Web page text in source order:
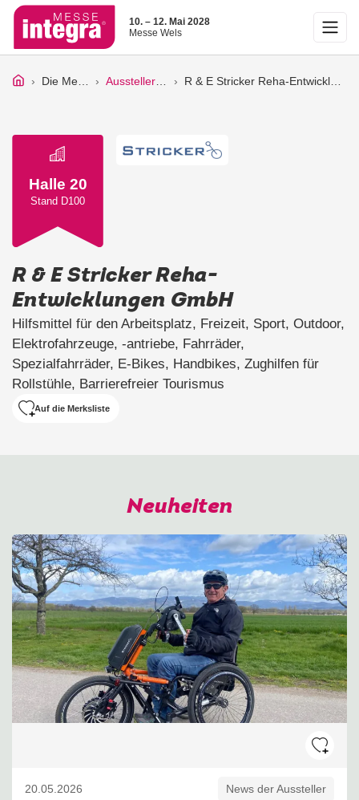
10. – 12. Mai 2028
Messe Wels
Die Messe Ausstellerliste R & E Stricker Reha-Entwicklungen GmbH
Halle 20
Stand D100
R & E Stricker Reha-
Entwicklungen GmbH
Hilfsmittel für den Arbeitsplatz, Freizeit, Sport, Outdoor,
Elektrofahrzeuge, -antriebe, Fahrräder,
Spezialfahrräder, E-Bikes, Handbikes, Zughilfen für
Rollstühle, Barrierefreier Tourismus
Auf die Merksliste
Neuheiten
News der Aussteller
20.05.2026